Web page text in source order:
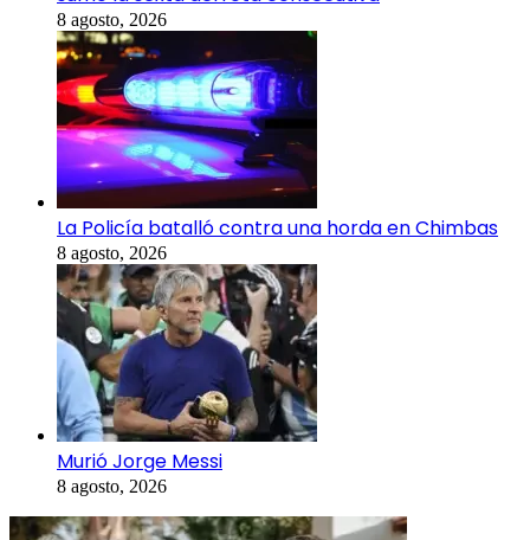
8 agosto, 2026
La Policía batalló contra una horda en Chimbas
8 agosto, 2026
Murió Jorge Messi
8 agosto, 2026